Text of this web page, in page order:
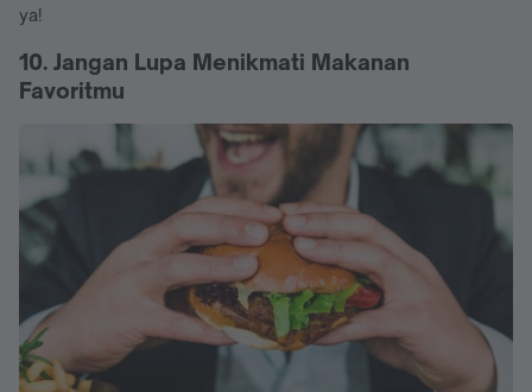
ya!
10. Jangan Lupa Menikmati Makanan
Favoritmu